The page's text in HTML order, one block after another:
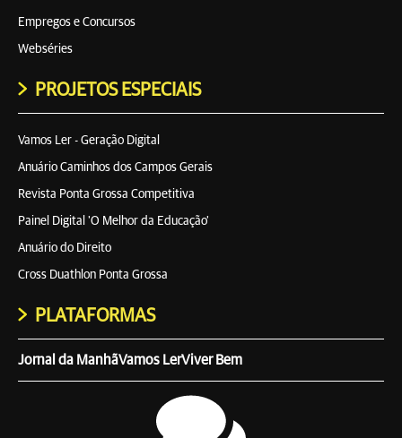
Empregos e Concursos
Webséries
PROJETOS ESPECIAIS
Vamos Ler - Geração Digital
Anuário Caminhos dos Campos Gerais
Revista Ponta Grossa Competitiva
Painel Digital 'O Melhor da Educação'
Anuário do Direito
Cross Duathlon Ponta Grossa
PLATAFORMAS
Jornal da ManhãVamos LerViver Bem